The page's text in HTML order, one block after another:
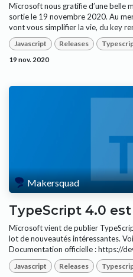
Microsoft nous gratifie d’une belle
sortie le 19 novembre 2020. Au
vont vous simplifier la vie, du key
Javascript Releases
19 nov. 2020
Makersquad
TypeScript 4.0
Microsoft vient de publier
lot de nouveautés intéressantes.
Documentation officielle : https://
Javascript Releases